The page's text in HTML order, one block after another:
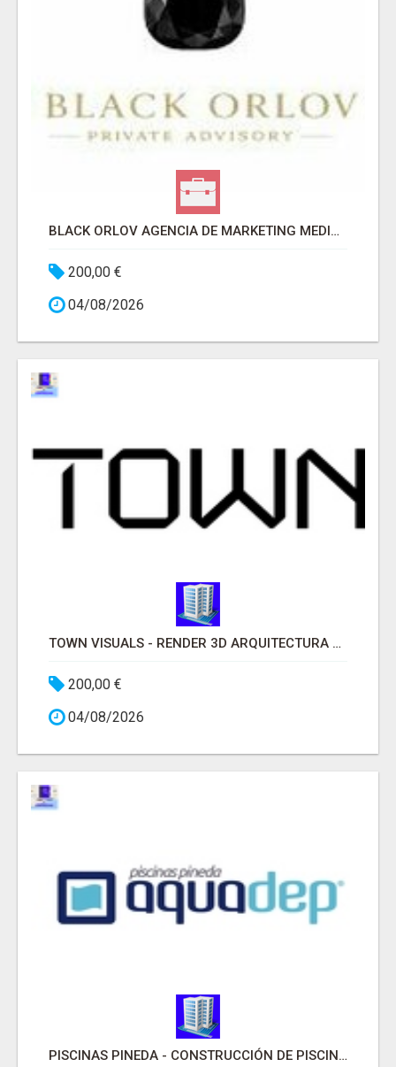
BLACK ORLOV AGENCIA DE MARKETING MEDICO
200,00 €
04/08/2026
TOWN VISUALS - RENDER 3D ARQUITECTURA MADRID
200,00 €
04/08/2026
PISCINAS PINEDA - CONSTRUCCIÓN DE PISCINAS MADRID